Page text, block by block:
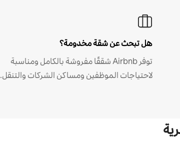
هل تبحث عن شقة مخدومة؟
توفر Airbnb شققًا مفروشة بالكامل ومناسبة
لاحتياجات الموظفين ومساكن الشركات والتنقل.